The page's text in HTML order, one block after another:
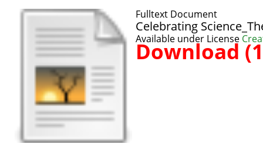
Fulltext Document
Celebrating
Available under License
Download